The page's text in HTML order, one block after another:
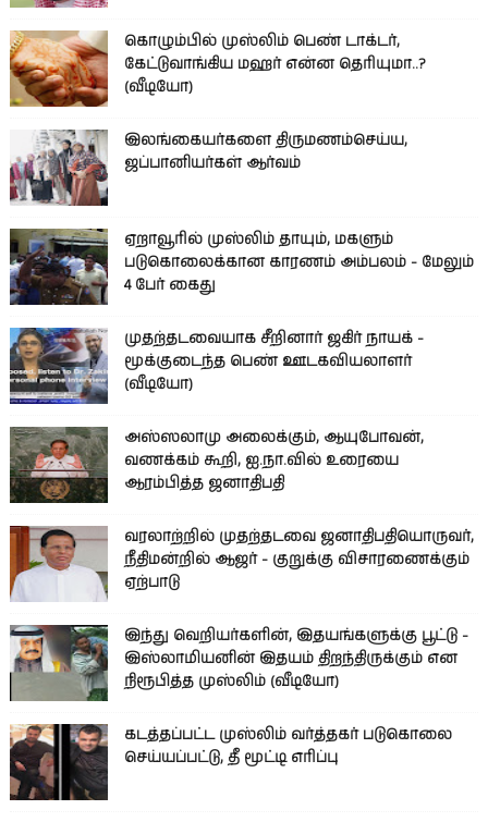
கொழும்பில் முஸ்லிம் பெண் டாக்டர்,
கேட்டுவாங்கிய மஹர் என்ன தெரியுமா..?
(வீடியோ)
இலங்கையர்களை திருமணம்செய்ய,
ஜப்பானியர்கள் ஆர்வம்
ஏறாவூரில் முஸ்லிம் தாயும், மகளும்
படுகொலைக்கான காரணம் அம்பலம் - மேலும்
4 பேர் கைது
முதற்தடவையாக சீறினார் ஜகிர் நாயக் -
மூக்குடைந்த பெண் ஊடகவியலாளர்
(வீடியோ)
அஸ்ஸலாமு அலைக்கும், ஆயுபோவன்,
வணக்கம் கூறி, ஐ.நா.வில் உரையை
ஆரம்பித்த ஜனாதிபதி
வரலாற்றில் முதற்தடவை ஜனாதிபதியொருவர்,
நீதிமன்றில் ஆஜர் - குறுக்கு விசாரணைக்கும்
ஏற்பாடு
இந்து வெறியர்களின், இதயங்களுக்கு பூட்டு -
இஸ்லாமியனின் இதயம் திறந்திருக்கும் என
நிரூபித்த முஸ்லிம் (வீடியோ)
கடத்தப்பட்ட முஸ்லிம் வர்த்தகர் படுகொலை
செய்யப்பட்டு, தீ மூட்டி எரிப்பு